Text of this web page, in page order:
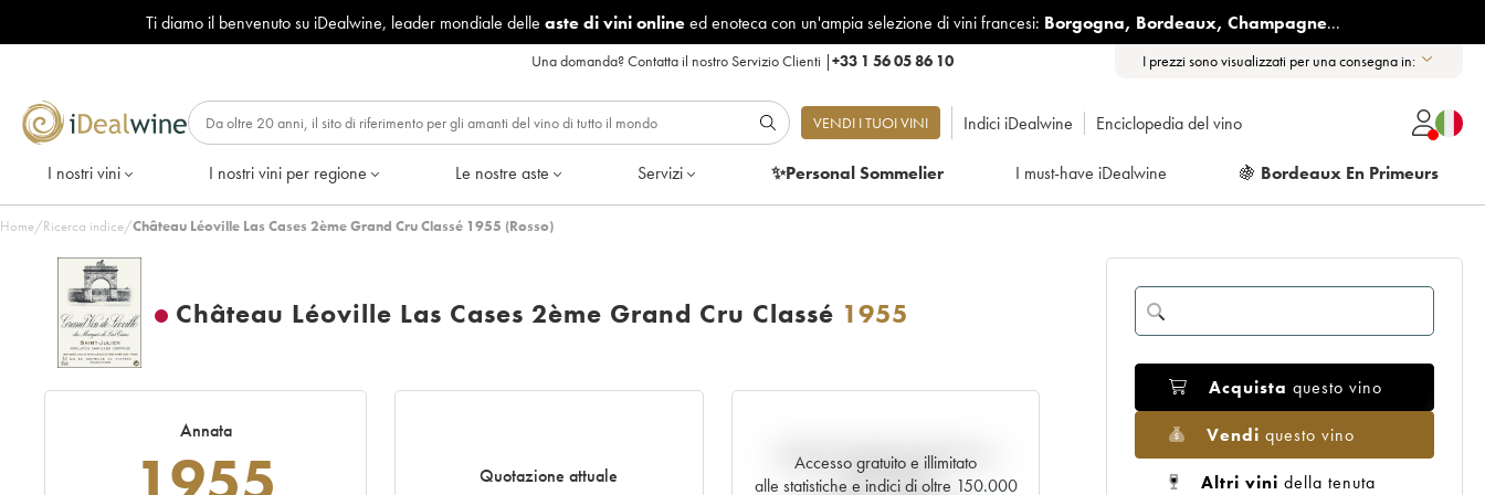
Ti diamo il benvenuto su iDealwine, leader mondiale delle aste di vini onlineed enoteca con un'ampia selezione di vini francesi: Borgogna, Bordeaux, Champagne...
Una domanda?Contatta il nostro Servizio Clienti |+33 1 56 05 86 10 I prezzi sono visualizzati per una consegna in:
VENDI I TUOI VINI Indici iDealwine Enciclopedia del vino
I nostri vini I nostri vini per regione Le nostre aste Servizi ✨Personal Sommelier I must-have iDealwine 🍇 Bordeaux En Primeurs
Home/Ricerca indice/Château Léoville Las Cases 2ème Grand Cru Classé 1955 (Rosso)
Château Léoville Las Cases 2ème Grand Cru Classé 1955
Annata
Quotazione attuale
Accesso gratuito e illimitato
alle statistiche e indici di oltre 150.000
Andamento della quotazione in
tempo reale
Acquista questo vino
Vendi questo vino
Altri vini della tenuta